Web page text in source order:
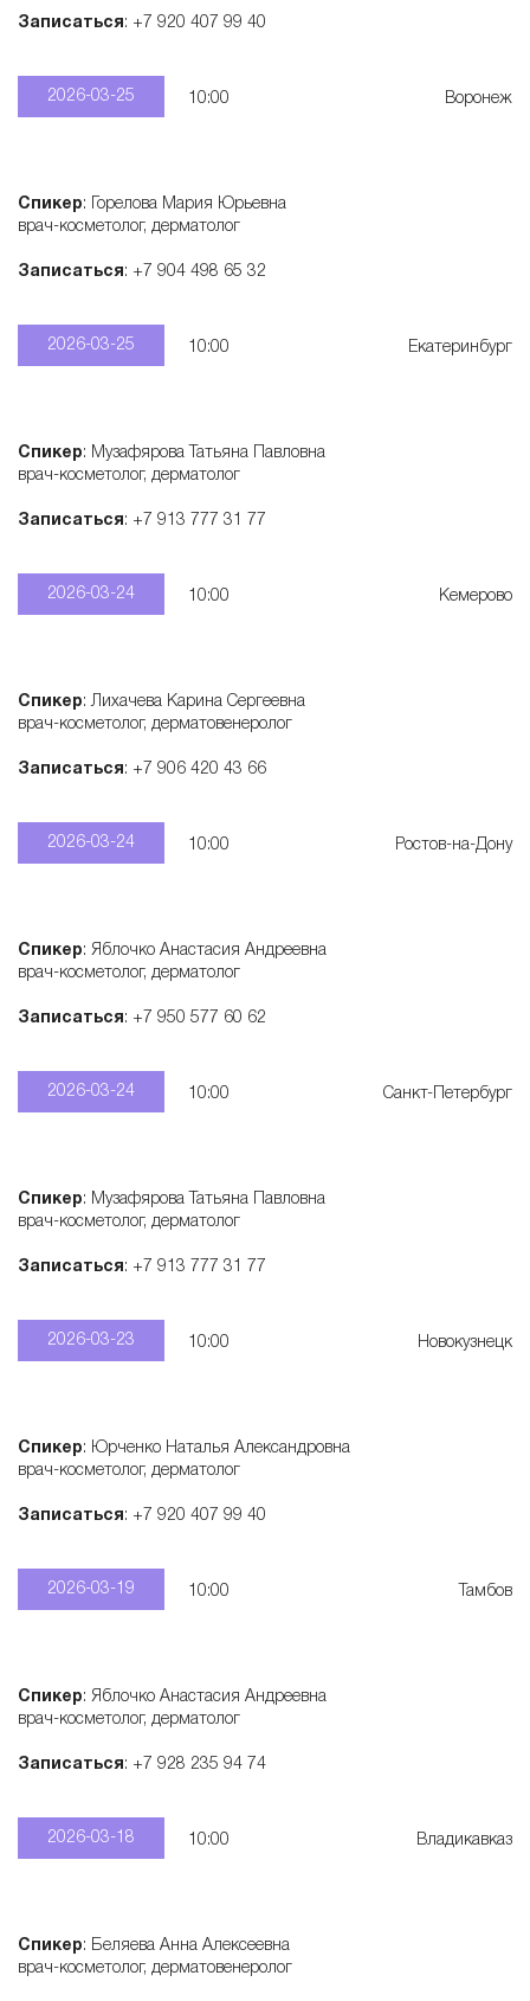
Записаться: +7 920 407 99 40
2026-03-25 10:00 Воронеж
Спикер: Горелова Мария Юрьевна
врач-косметолог, дерматолог
Записаться: +7 904 498 65 32
2026-03-25 10:00 Екатеринбург
Спикер: Музафярова Татьяна Павловна
врач-косметолог, дерматолог
Записаться: +7 913 777 31 77
2026-03-24 10:00 Кемерово
Спикер: Лихачева Карина Сергеевна
врач-косметолог, дерматовенеролог
Записаться: +7 906 420 43 66
2026-03-24 10:00 Ростов-на-Дону
Спикер: Яблочко Анастасия Андреевна
врач-косметолог, дерматолог
Записаться: +7 950 577 60 62
2026-03-24 10:00 Санкт-Петербург
Спикер: Музафярова Татьяна Павловна
врач-косметолог, дерматолог
Записаться: +7 913 777 31 77
2026-03-23 10:00 Новокузнецк
Спикер: Юрченко Наталья Александровна
врач-косметолог, дерматолог
Записаться: +7 920 407 99 40
2026-03-19 10:00 Тамбов
Спикер: Яблочко Анастасия Андреевна
врач-косметолог, дерматолог
Записаться: +7 928 235 94 74
2026-03-18 10:00 Владикавказ
Спикер: Беляева Анна Алексеевна
врач-косметолог, дерматовенеролог